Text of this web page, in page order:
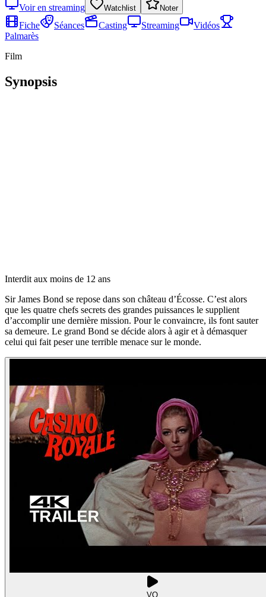
Voir en streaming
Watchlist Noter
Fiche Séances Casting Streaming
Vidéos
Palmarès
Film
Synopsis
Interdit aux moins de 12 ans
Sir James Bond se repose dans son château d’Écosse. C’est alors
que les quatre chefs secrets des grandes puissances le supplient
d’accomplir une dernière mission. Pour le convaincre, ils font sauter
sa demeure. Le grand Bond se décide alors à agir et à démasquer
celui qui fait peser une terrible menace sur le monde.
VO